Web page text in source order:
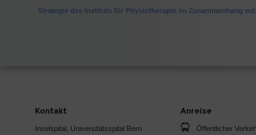
Strategie des Instituts für Physiotherapie im Zusammenhang
Kontakt
Inselspital, Universitätsspital Bern
Anreise
Öffentlicher